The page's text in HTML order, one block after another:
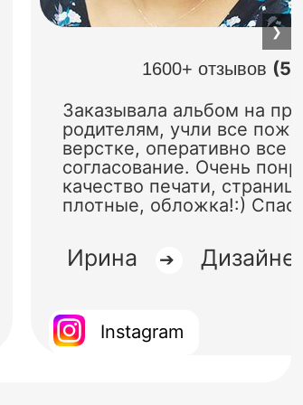
1600+ отзывов
Заказывала альбом на
родителям, учли все
верстке, оперативно все
согласование. Очень
качество печати,
плотные, обложка!:)
Ирина ➔
Instagram
❯